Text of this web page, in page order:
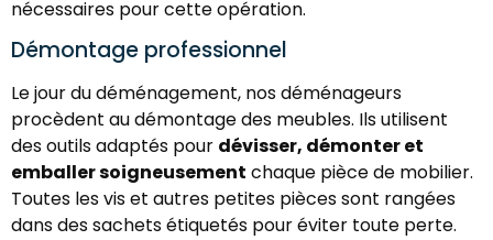
nécessaires pour cette opération.
Démontage professionnel
Le jour du déménagement, nos déménageurs
procèdent au démontage des meubles. Ils utilisent
des outils adaptés pour dévisser, démonter et
emballer soigneusement chaque pièce de mobilier.
Toutes les vis et autres petites pièces sont rangées
dans des sachets étiquetés pour éviter toute perte.